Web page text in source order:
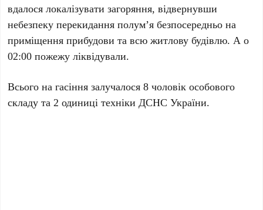
вдалося локалізувати загоряння, відвернувши
небезпеку перекидання полум’я безпосередньо на
приміщення прибудови та всю житлову будівлю. А о
02:00 пожежу ліквідували.
Всього на гасіння залучалося 8 чоловік особового
складу та 2 одиниці техніки ДСНС України.